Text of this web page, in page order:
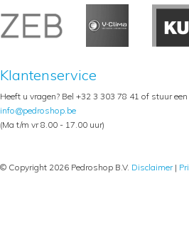
Klantenservice
Heeft u vragen? Bel +32 3 303 78 41 of stuur
info@pedroshop.be
(Ma t/m vr 8.00 - 17.00 uur)
© Copyright 2026 Pedroshop B.V. Disclaimer|